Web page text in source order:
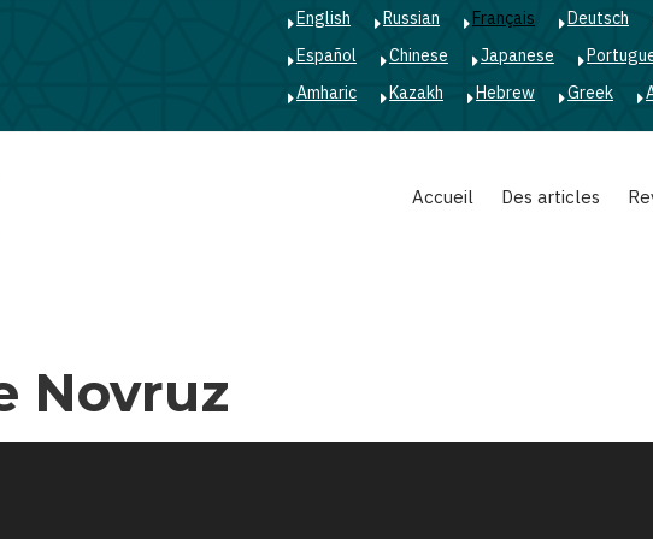
English Russian Français Deutsch
Español
Chinese Japanese
Amharic
Kazakh Hebrew Greek
Accueil Des articles
Novruz